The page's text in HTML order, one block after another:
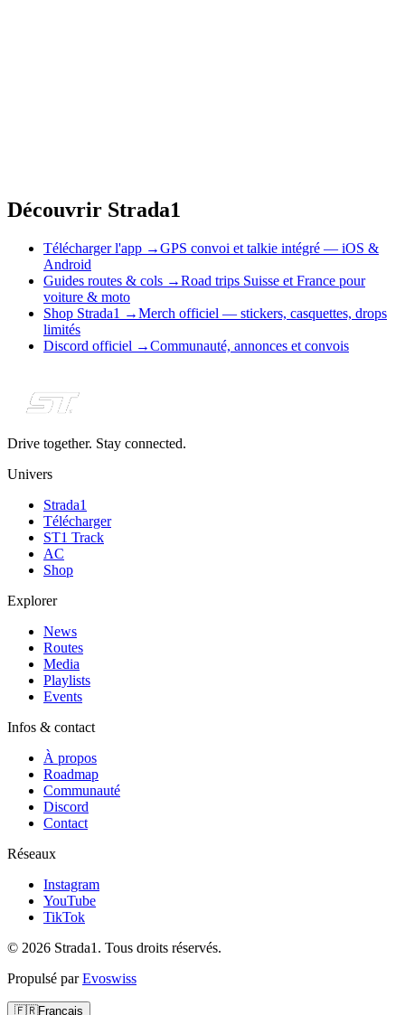
Découvrir Strada1
Télécharger l'app →GPS convoi et talkie intégré — iOS &
Android
Guides routes & cols →Road trips Suisse et France pour
voiture & moto
Shop Strada1 →Merch officiel — stickers, casquettes, drops
limités
Discord officiel →Communauté, annonces et convois
Drive together. Stay connected.
Univers
Strada1
Télécharger
ST1 Track
AC
Shop
Explorer
News
Routes
Media
Playlists
Events
Infos & contact
À propos
Roadmap
Communauté
Discord
Contact
Réseaux
Instagram
YouTube
TikTok
© 2026 Strada1. Tous droits réservés.
Propulsé par Evoswiss
🇫🇷Français